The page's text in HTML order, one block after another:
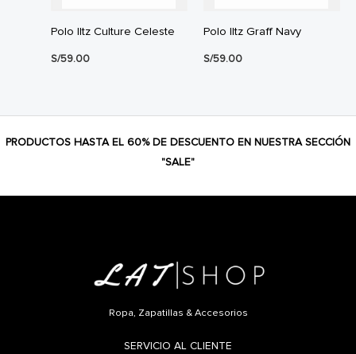
Polo Iltz Culture Celeste
S/59.00
Polo Iltz Graff Navy
S/59.00
PRODUCTOS HASTA EL 60% DE DESCUENTO EN NUESTRA SECCIÓN
"SALE"
Ropa, Zapatillas & Accesorios
SERVICIO AL CLIENTE